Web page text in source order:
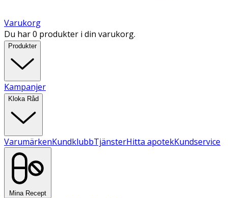
Varukorg
Du har 0 produkter i din varukorg.
Produkter
Kampanjer
Kloka Råd
VarumärkenKundklubbTjänsterHitta apotekKundservice
Mina Recept